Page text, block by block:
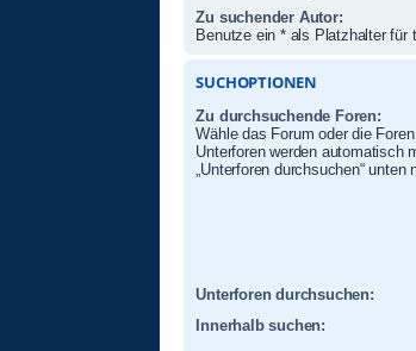
Zu suchender Autor:
Benutze ein * als Platzhalter für
SUCHOPTIONEN
Zu durchsuchende Foren:
Wähle das Forum oder die
Unterforen werden automatisch
„Unterforen durchsuchen“ unten
Unterforen durchsuchen:
Innerhalb suchen: